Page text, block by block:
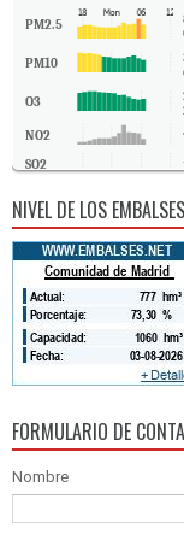
PM2.5
PM10
O3
NO2
SO2
NIVEL DE LOS EMBALSES
FORMULARIO DE
Nombre